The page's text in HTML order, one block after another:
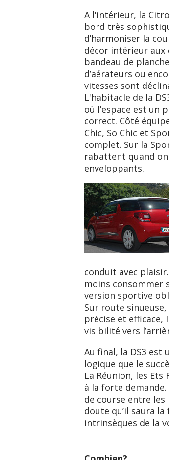
A l'intérieur, la
bord très
d’harmoniser la
décor intérieur aux
bandeau de
d’aérateurs ou
vitesses sont
L'habitacle de la
où l’espace est un
correct. Côté
Chic, So Chic et
complet. Sur la
rabattent quand on
enveloppants.
conduit avec
moins consommer
version sportive
Sur route
précise et efficace,
visibilité vers
Au final, la DS3 est
logique que le
La Réunion, les
à la forte demande.
de course entre les
doute qu’il saura
intrinsèques de la